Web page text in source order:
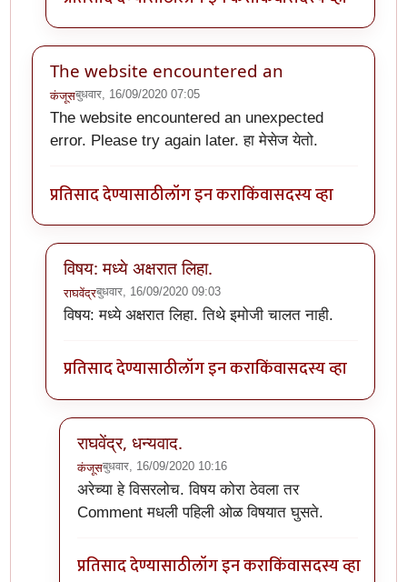
The website encountered an
कंजूसबुधवार, 16/09/2020 07:05
The website encountered an unexpected
error. Please try again later. हा मेसेज येतो.
प्रतिसाद देण्यासाठीलॉग इन कराकिंवासदस्य व्हा
विषय: मध्ये अक्षरात लिहा.
राघवेंद्रबुधवार, 16/09/2020 09:03
In reply toThe website encountered anby
विषय: मध्ये अक्षरात लिहा. तिथे इमोजी चालत नाही.
प्रतिसाद देण्यासाठीलॉग इन कराकिंवासदस्य व्हा
राघवेंद्र, धन्यवाद.
कंजूसबुधवार, 16/09/2020 10:16
In reply toविषय: मध्ये अक्षरात लिहा.by
अरेच्या हे विसरलोच. विषय कोरा ठेवला तर
Comment मधली पहिली ओळ विषयात घुसते.
प्रतिसाद देण्यासाठीलॉग इन कराकिंवासदस्य व्हा